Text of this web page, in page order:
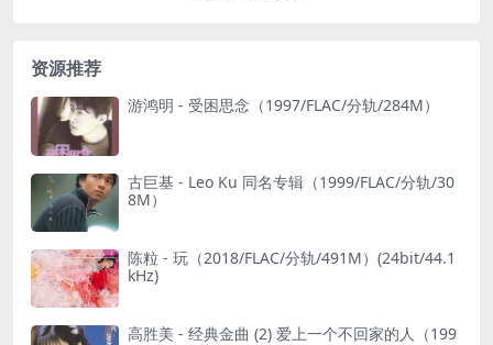
资源推荐
游鸿明 - 受困思念（1997/FLAC/分轨/284M）
古巨基 - Leo Ku 同名专辑（1999/FLAC/分轨/30
8M）
陈粒 - 玩（2018/FLAC/分轨/491M）(24bit/44.1
kHz)
高胜美 - 经典金曲 (2) 爱上一个不回家的人（199